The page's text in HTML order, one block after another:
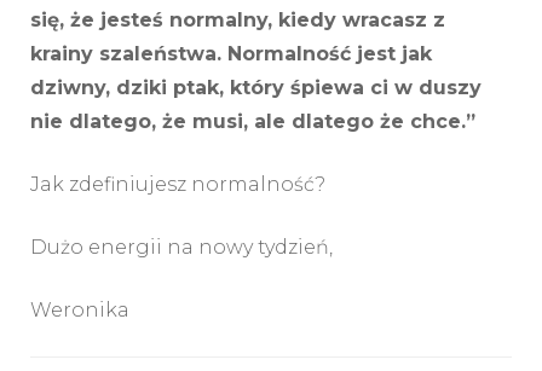
się, że jesteś normalny, kiedy wracasz z
krainy szaleństwa. Normalność jest jak
dziwny, dziki ptak, który śpiewa ci w duszy
nie dlatego, że musi, ale dlatego że chce.”
Jak zdefiniujesz normalność?
Dużo energii na nowy tydzień,
Weronika